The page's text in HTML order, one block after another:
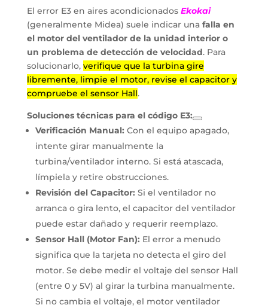
El error E3 en aires acondicionados Ekokai
(generalmente Midea) suele indicar una falla en
el motor del ventilador de la unidad interior o
un problema de detección de velocidad. Para
solucionarlo, verifique que la turbina gire
libremente, limpie el motor, revise el capacitor y
compruebe el sensor Hall.
Soluciones técnicas para el código E3:
Verificación Manual: Con el equipo apagado,
intente girar manualmente la
turbina/ventilador interno. Si está atascada,
límpiela y retire obstrucciones.
Revisión del Capacitor: Si el ventilador no
arranca o gira lento, el capacitor del ventilador
puede estar dañado y requerir reemplazo.
Sensor Hall (Motor Fan): El error a menudo
significa que la tarjeta no detecta el giro del
motor. Se debe medir el voltaje del sensor Hall
(entre 0 y 5V) al girar la turbina manualmente.
Si no cambia el voltaje, el motor ventilador